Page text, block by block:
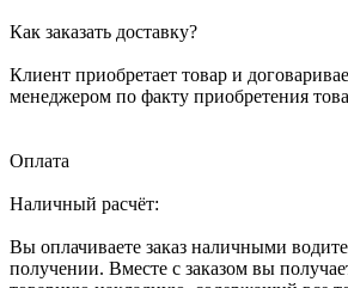
Как заказать доставку?
Клиент приобретает товар и
менеджером по факту приобретения
Оплата
Наличный расчёт:
Вы оплачиваете заказ наличными
получении. Вместе с заказом вы